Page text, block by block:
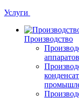
Услуги
Производство
аппаратов